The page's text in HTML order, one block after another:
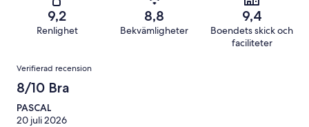
recensioner
recensioner
betyg.
av
428
recensioner
9,2
Renlighet
8,8
Bekvämligheter
9,4
Boendets skick och
faciliteter
Recensioner
Verifierad recension
8/10 Bra
PASCAL
20 juli 2026